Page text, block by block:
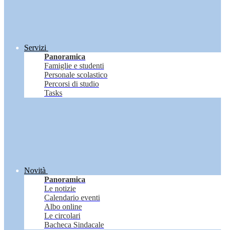
Servizi
Panoramica
Famiglie e studenti
Personale scolastico
Percorsi di studio
Tasks
Novità
Panoramica
Le notizie
Calendario eventi
Albo online
Le circolari
Bacheca Sindacale